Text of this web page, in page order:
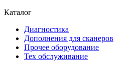
Каталог
Диагностика
Дополнения для сканеров
Прочее оборудование
Тех обслуживание